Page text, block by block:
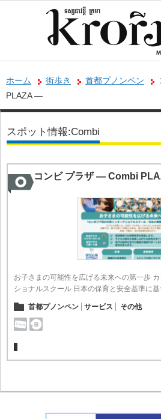
ホーム 街歩き 首都プノンペン
PLAZA ―
スポット情報:Combi
コンビ プラザ ― Combi
お子さまの可能性を広げる未来への第一歩
ショナルスクール 日本の保育と安全基準に
首都プノンペン サービス その他